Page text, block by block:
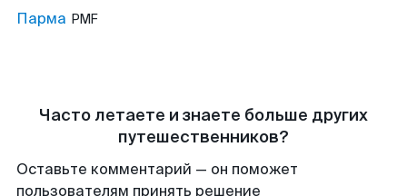
Парма PMF
Часто летаете и знаете больше других
путешественников?
Оставьте комментарий — он поможет
пользователям принять решение